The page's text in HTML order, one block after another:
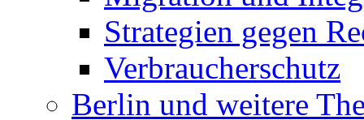
Strategien gegen
Verbraucherschutz
Berlin und weitere